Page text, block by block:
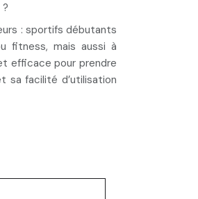
: sportifs débutants
fitness, mais aussi à
efficace pour prendre
sa facilité d’utilisation